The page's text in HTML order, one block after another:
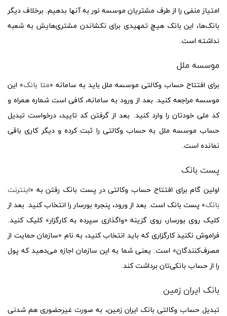
امتیاز منفی را از طرف مشتریان موسسه نور به آنها بدهیم. برخلاف دیگر
بانک‌ها، این بانک هیچ تمهیدی برای نکشاندن مشتری‌هایش به شعبه
نداشته است.
موسسه ملل
برای افتتاح حساب وکالتی موسسه ملل باید به سامانه «متا بانک» این
موسسه مراجعه کنید. بعد از ورود به سامانه، کافی است شماره همراه و
کد ملی خودتان را وارد کنید. بعد از گرفتن کد تایید، درخواست تبدیل
حساب موسسه ملل به حساب وکالتی را ثبت کرده و دیگر کاری باقی
نمانده است.
پست بانک
اولین گام برای افتتاح حساب وکالتی در پست بانک رفتن به «اینترنت
بانک» پست بانک است. بعد از ورود، پنجره بورسار را انتخاب کنید. بعد از
کلیک روی بورسار، روی گزینه «واگذاری سپرده به کارگزار» کلیک کنید.
فراموش نکنید کارگزاری که باید انتخاب کنید، به نام «سازمان حمایت از
مصرف‌کنندگان» است. یعنی شما به این سازمان اجازه می‌دهید که پول
را از حساب بانکی‌تان برداشت کند.
بانک ایران زمین
تبدیل حساب وکالتی بانک ایران زمین، به صورت غیرحضوری هم شدنی